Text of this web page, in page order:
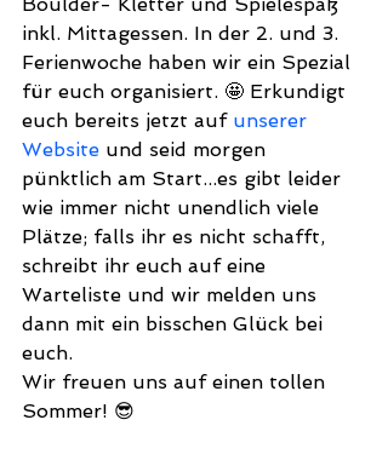
inkl. Mittagessen. In der 2. und 3.
Ferienwoche haben wir ein Spezial
für euch organisiert. 🤩 Erkundigt
euch bereits jetzt auf unserer
Website und seid morgen
pünktlich am Start...es gibt leider
wie immer nicht unendlich viele
Plätze; falls ihr es nicht schafft,
schreibt ihr euch auf eine
Warteliste und wir melden uns
dann mit ein bisschen Glück bei
euch.
Wir freuen uns auf einen tollen
Sommer! 😎